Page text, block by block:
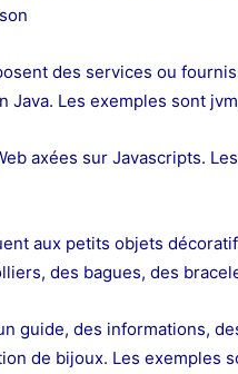
des services ou
Java. Les exemples sont
axées sur Javascripts.
aux petits objets
des bagues, des
guide, des informations,
de bijoux. Les exemples